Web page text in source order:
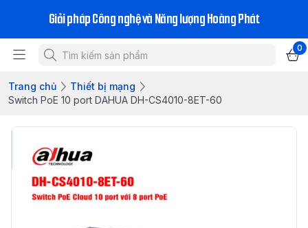
Giải pháp Công nghệ và Năng lượng Hoàng Phát
0
Trang chủ
Thiết bị mạng
Switch PoE 10 port DAHUA DH-CS4010-8ET-60